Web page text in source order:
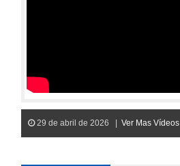
29 de abril de 2026 | Ver Mas Vídeos